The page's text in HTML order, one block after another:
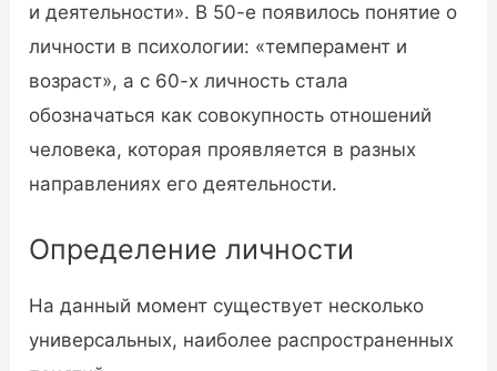
и деятельности». В 50-е появилось понятие о
личности в психологии: «темперамент и
возраст», а с 60-х личность стала
обозначаться как совокупность отношений
человека, которая проявляется в разных
направлениях его деятельности.
Определение личности
На данный момент существует несколько
универсальных, наиболее распространенных